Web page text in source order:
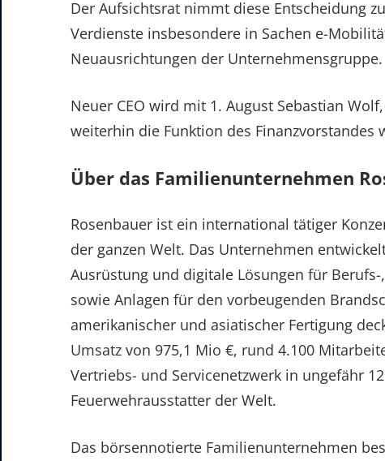
Der Aufsichtsrat nimmt diese Entscheidung
Verdienste insbesondere in Sachen e-
Neuausrichtungen der Unternehmensgruppe.
Neuer CEO wird mit 1. August Sebastian
weiterhin die Funktion des Finanzvorstandes
Über das Familienunternehmen
Rosenbauer ist ein international tätiger
der ganzen Welt. Das Unternehmen
Ausrüstung und digitale Lösungen für
sowie Anlagen für den vorbeugenden
amerikanischer und asiatischer Fertigung
Umsatz von 975,1 Mio €, rund 4.100
Vertriebs- und Servicenetzwerk in ungefähr
Feuerwehrausstatter der Welt.
Das börsennotierte Familienunternehmen